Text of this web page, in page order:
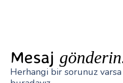
Mesaj
Herhangi bir sorunuz